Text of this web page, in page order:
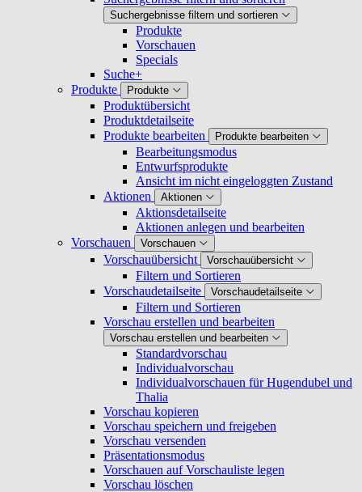
Suchergebnisse filtern und sortieren
Produkte
Vorschauen
Specials
Suche+
Produkte
Produkte
Produktübersicht
Produktdetailseite
Produkte bearbeiten
Produkte bearbeiten
Bearbeitungsmodus
Entwurfsprodukte
Ansicht im nicht eingeloggten Zustand
Aktionen
Aktionen
Aktionsdetailseite
Aktionen anlegen und bearbeiten
Vorschauen
Vorschauen
Vorschauübersicht Vorschauübersicht
Filtern und Sortieren
Vorschaudetailseite
Vorschaudetailseite
Filtern und Sortieren
Vorschau erstellen und bearbeiten
Vorschau erstellen und bearbeiten
Standardvorschau
Individualvorschau
Individualvorschauen für Hugendubel und
Thalia
Vorschau kopieren
Vorschau speichern und freigeben
Vorschau versenden
Präsentationsmodus
Vorschauen auf Vorschauliste legen
Vorschau löschen